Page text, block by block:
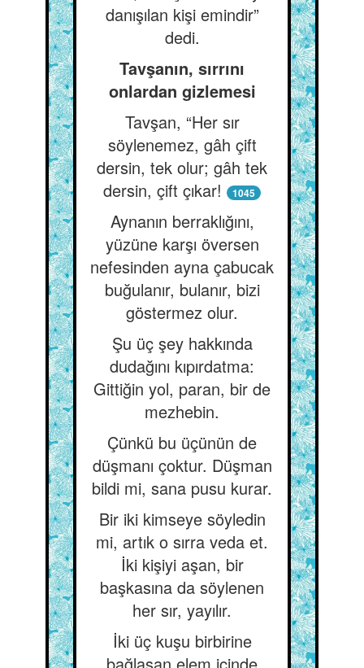
danışılan kişi emindir”
dedi.
Tavşanın, sırrını
onlardan gizlemesi
Tavşan, “Her sır
söylenemez, gâh çift
dersin, tek olur; gâh tek
dersin, çift çıkar!
1045
Aynanın berraklığını,
yüzüne karşı översen
nefesinden ayna çabucak
buğulanır, bulanır, bizi
göstermez olur.
Şu üç şey hakkında
dudağını kıpırdatma:
Gittiğin yol, paran, bir de
mezhebin.
Çünkü bu üçünün de
düşmanı çoktur. Düşman
bildi mi, sana pusu kurar.
Bir iki kimseye söyledin
mi, artık o sırra veda et.
İki kişiyi aşan, bir
başkasına da söylenen
her sır, yayılır.
İki üç kuşu birbirine